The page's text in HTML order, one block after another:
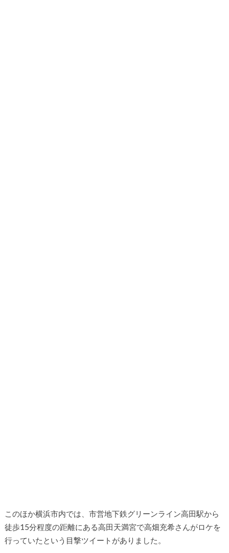
このほか横浜市内では、市営地下鉄グリーンライン高田駅から
徒歩15分程度の距離にある高田天満宮で高畑充希さんがロケを
行っていたという目撃ツイートがありました。